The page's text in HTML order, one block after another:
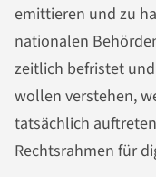
emittieren und zu
nationalen
zeitlich befristet
wollen verstehen,
tatsächlich
Rechtsrahmen für